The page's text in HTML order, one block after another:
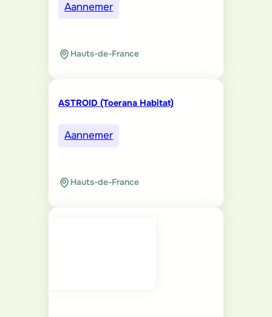
Aannemer
Hauts-de-France
ASTROID (Toerana Habitat)
Aannemer
Hauts-de-France